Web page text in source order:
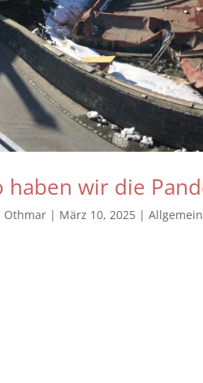
haben wir die
Othmar | März 10, 2025 | Allgemein